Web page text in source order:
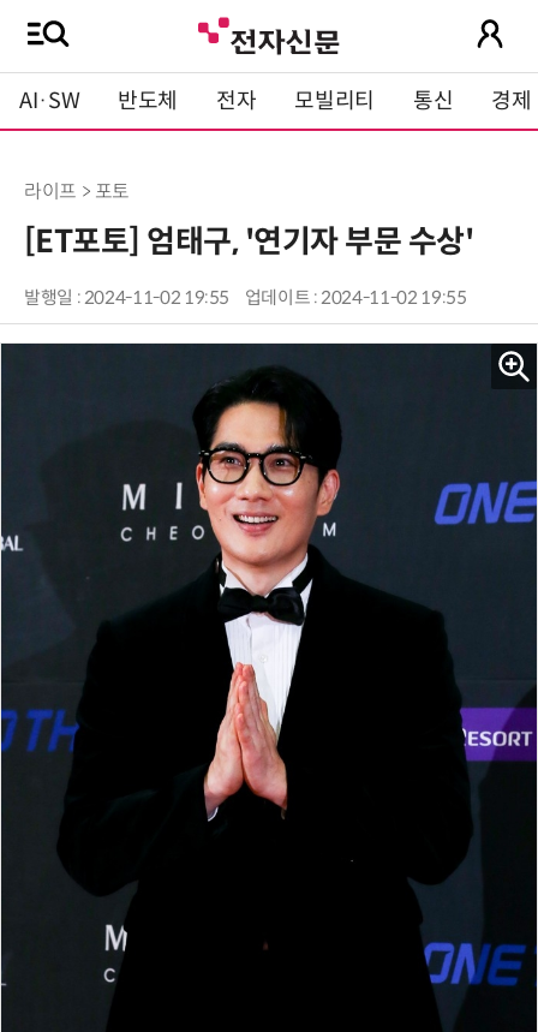
AI·SW 반도체 전자 모빌리티 통신 경제
라이프 > 포토
[ET포토] 엄태구, '연기자 부문 수상'
발행일 : 2024-11-02 19:55 업데이트 : 2024-11-02 19:55